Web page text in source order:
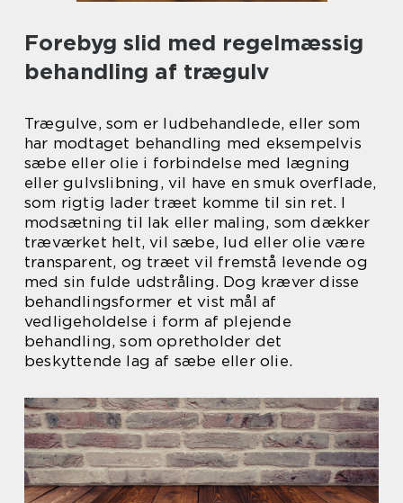
Forebyg slid med regelmæssig
behandling af trægulv
Trægulve, som er ludbehandlede, eller som
har modtaget behandling med eksempelvis
sæbe eller olie i forbindelse med lægning
eller gulvslibning, vil have en smuk overflade,
som rigtig lader træet komme til sin ret. I
modsætning til lak eller maling, som dækker
træværket helt, vil sæbe, lud eller olie være
transparent, og træet vil fremstå levende og
med sin fulde udstråling. Dog kræver disse
behandlingsformer et vist mål af
vedligeholdelse i form af plejende
behandling, som opretholder det
beskyttende lag af sæbe eller olie.